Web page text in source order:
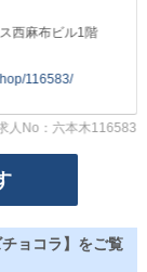
西麻布ビル1階
116583/
人No：六本木116583
ョコラ】をご覧